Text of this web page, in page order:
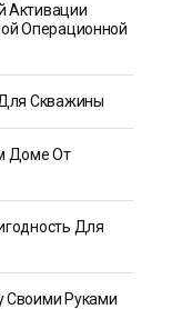
Активации
Операционной
Для Скважины
Доме От
Для
Своими Руками